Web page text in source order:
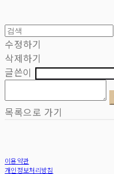
수정하기
삭제하기
글쓴이
목록으로 가기
이용약관
개인정보처리방침